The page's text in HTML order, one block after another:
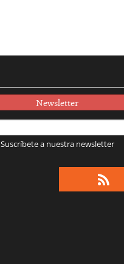
Newsletter
Suscríbete a nuestra newsletter